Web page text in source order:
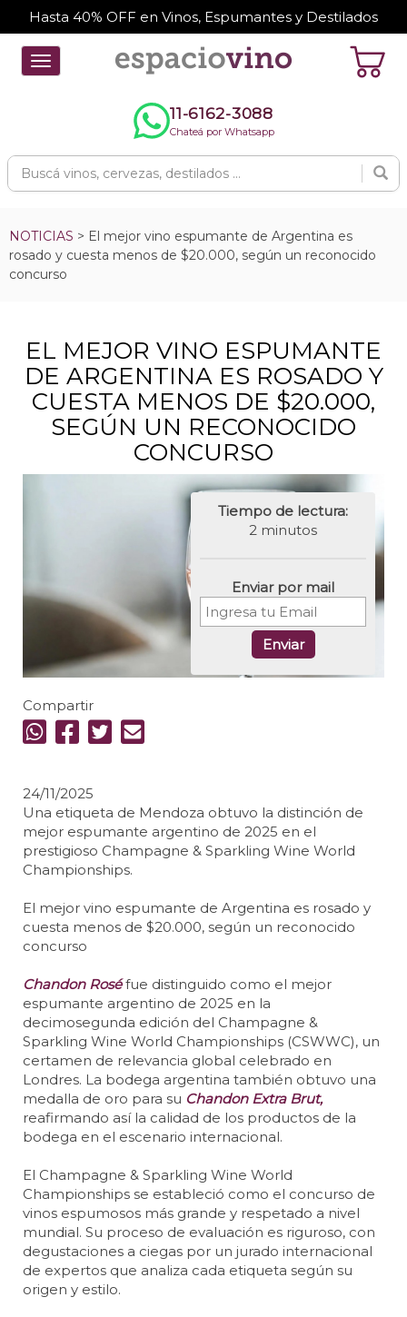
Hasta 40% OFF en Vinos, Espumantes y Destilados
Toggle
navigation
11-6162-3088
Chateá por Whatsapp
NOTICIAS > El mejor vino espumante de Argentina es
rosado y cuesta menos de $20.000, según un reconocido
concurso
EL MEJOR VINO ESPUMANTE
DE ARGENTINA ES ROSADO Y
CUESTA MENOS DE $20.000,
SEGÚN UN RECONOCIDO
CONCURSO
Tiempo de lectura:
2 minutos
Enviar por mail
Enviar
Compartir
24/11/2025
Una etiqueta de Mendoza obtuvo la distinción de
mejor espumante argentino de 2025 en el
prestigioso Champagne & Sparkling Wine World
Championships.
El mejor vino espumante de Argentina es rosado y
cuesta menos de $20.000, según un reconocido
concurso
Chandon Roséfue distinguido como el mejor
espumante argentino de 2025 en la
decimosegunda edición del Champagne &
Sparkling Wine World Championships (CSWWC), un
certamen de relevancia global celebrado en
Londres. La bodega argentina también obtuvo una
medalla de oro para su Chandon Extra Brut,
reafirmando así la calidad de los productos de la
bodega en el escenario internacional.
El Champagne & Sparkling Wine World
Championships se estableció como el concurso de
vinos espumosos más grande y respetado a nivel
mundial. Su proceso de evaluación es riguroso, con
degustaciones a ciegas por un jurado internacional
de expertos que analiza cada etiqueta según su
origen y estilo.